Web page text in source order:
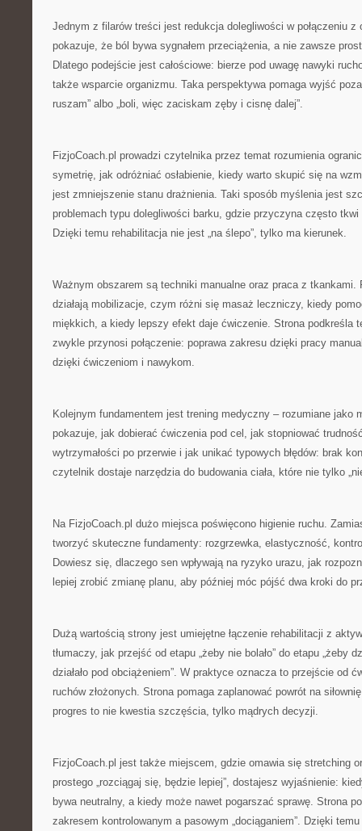
Jednym z filarów treści jest redukcja dolegliwości w połączeniu z
pokazuje, że ból bywa sygnałem przeciążenia, a nie zawsze
Dlatego podejście jest całościowe: bierze pod uwagę nawyki
także wsparcie organizmu. Taka perspektywa pomaga wyjść
ruszam” albo „boli, więc zaciskam zęby i cisnę dalej”.
FizjoCoach.pl prowadzi czytelnika przez temat rozumienia
symetrię, jak odróżniać osłabienie, kiedy warto skupić się na
jest zmniejszenie stanu drażnienia. Taki sposób myślenia jest
problemach typu dolegliwości barku, gdzie przyczyna często
Dzięki temu rehabilitacja nie jest „na ślepo”, tylko ma kierunek.
Ważnym obszarem są techniki manualne oraz praca z tkankami.
działają mobilizacje, czym różni się masaż leczniczy, kiedy
miękkich, a kiedy lepszy efekt daje ćwiczenie. Strona podkreśla
zwykle przynosi połączenie: poprawa zakresu dzięki pracy
dzięki ćwiczeniom i nawykom.
Kolejnym fundamentem jest trening medyczny – rozumiane jako
pokazuje, jak dobierać ćwiczenia pod cel, jak stopniować
wytrzymałości po przerwie i jak unikać typowych błędów: brak
czytelnik dostaje narzędzia do budowania ciała, które nie tylko
Na FizjoCoach.pl dużo miejsca poświęcono higienie ruchu.
tworzyć skuteczne fundamenty: rozgrzewka, elastyczność,
Dowiesz się, dlaczego sen wpływają na ryzyko urazu, jak
lepiej zrobić zmianę planu, aby później móc pójść dwa kroki do
Dużą wartością strony jest umiejętne łączenie rehabilitacji z
tłumaczy, jak przejść od etapu „żeby nie bolało” do etapu „żeby
działało pod obciążeniem”. W praktyce oznacza to przejście od
ruchów złożonych. Strona pomaga zaplanować powrót na
progres to nie kwestia szczęścia, tylko mądrych decyzji.
FizjoCoach.pl jest także miejscem, gdzie omawia się stretching
prostego „rozciągaj się, będzie lepiej”, dostajesz wyjaśnienie:
bywa neutralny, a kiedy może nawet pogarszać sprawę. Strona
zakresem kontrolowanym a pasowym „dociąganiem”. Dzięki